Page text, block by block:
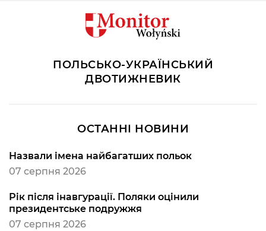
ПОЛЬСЬКО-УКРАЇНСЬКИЙ
ДВОТИЖНЕВИК
ОСТАННІ НОВИНИ
Назвали імена найбагатших польок
07 серпня 2026
Рік після інавгурації. Поляки оцінили
президентське подружжя
07 серпня 2026